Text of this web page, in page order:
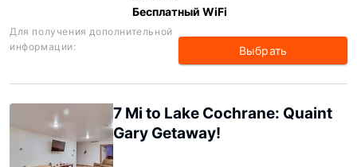
Бесплатный WiFi
Для получения дополнительной
информации:
Выбрать
7 Mi to Lake Cochrane: Quaint
Gary Getaway!